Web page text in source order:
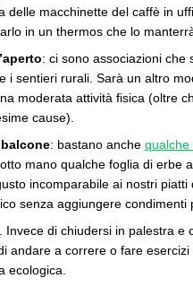
delle macchinette del caffè in
in un thermos che lo
: ci sono associazioni che
i sentieri rurali. Sarà un altro
moderata attività fisica (oltre
cause).
: bastano anche qualche
mano qualche foglia di erbe
incomparabile ai nostri
senza aggiungere condimenti
. Invece di chiudersi in palestra
andare a correre o fare esercizi
ecologica.